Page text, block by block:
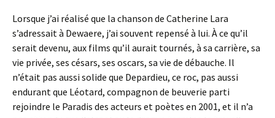
Lorsque j’ai réalisé que la chanson de Catherine Lara
s’adressait à Dewaere, j’ai souvent repensé à lui. À ce qu’il
serait devenu, aux films qu’il aurait tournés, à sa carrière, sa
vie privée, ses césars, ses oscars, sa vie de débauche. Il
n’était pas aussi solide que Depardieu, ce roc, pas aussi
endurant que Léotard, compagnon de beuverie parti
rejoindre le Paradis des acteurs et poètes en 2001, et il n’a